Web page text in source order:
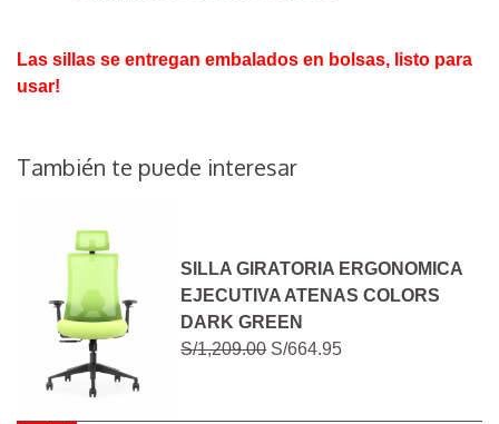
Las sillas se entregan embalados en bolsas, listo para
usar!
También te puede interesar
SILLA GIRATORIA ERGONOMICA
EJECUTIVA ATENAS COLORS
DARK GREEN
S/1,209.00S/664.95